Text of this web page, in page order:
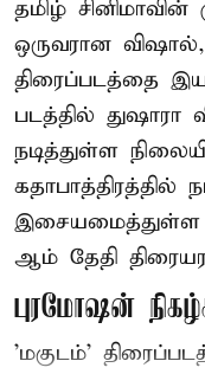
தமிழ்
ஒருவரான
திரைப்படத்தை
படத்தில் துஷாரா
நடித்துள்ள
கதாபாத்திரத்தில்
இசையமைத்துள்ள
ஆம் தேதி
புரமோஷன்
'மகுடம்'